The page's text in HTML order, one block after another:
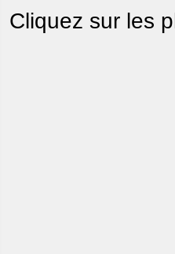
Cliquez sur les